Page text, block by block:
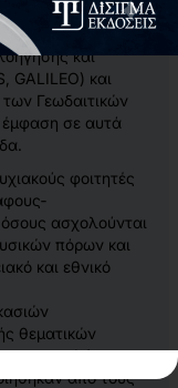
πληροφοριών
και
GALILEO) και
Γεωδαιτικών
σε αυτά
φοιτητές
ασχολούνται
πόρων και
και εθνικό
θεματικών
τα αποτελέσματα
από τους